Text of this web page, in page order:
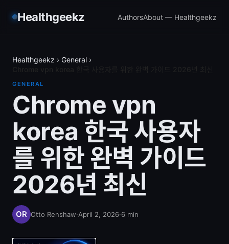
Healthgeekz AuthorsAbout — Healthgeekz
Healthgeekz › General ›
GENERAL
Chrome vpn
korea 한국 사용자
를 위한 완벽 가이드
2026년 최신
Otto Renshaw·April 2, 2026·6 min